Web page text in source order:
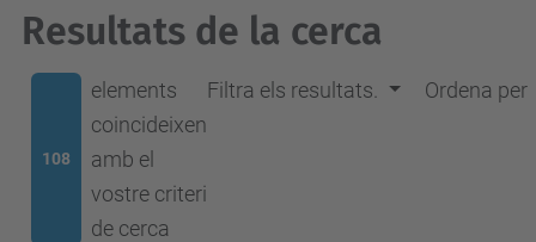
Resultats de la cerca
108
elements
coincideixen
amb el
vostre criteri
de cerca
Filtra els resultats. Ordena per